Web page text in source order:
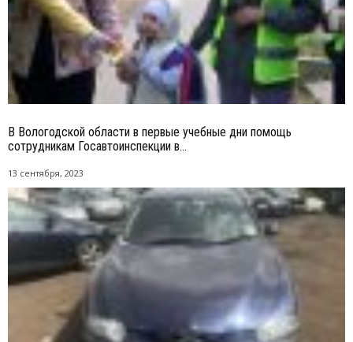
В Вологодской области в первые учебные дни помощь
сотрудникам Госавтоинспекции в...
13 сентября, 2023